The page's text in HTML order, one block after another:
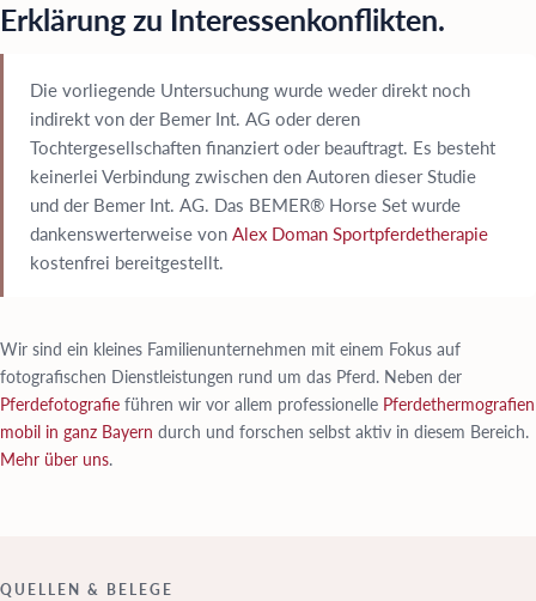
Erklärung zu Interessenkonflikten.
Die vorliegende Untersuchung wurde weder direkt noch
indirekt von der Bemer Int. AG oder deren
Tochtergesellschaften finanziert oder beauftragt. Es besteht
keinerlei Verbindung zwischen den Autoren dieser Studie
und der Bemer Int. AG. Das BEMER® Horse Set wurde
dankenswerterweise vonAlex Doman Sportpferdetherapie
kostenfrei bereitgestellt.
Wir sind ein kleines Familienunternehmen mit einem Fokus auf
fotografischen Dienstleistungen rund um das Pferd. Neben der
Pferdefotografie führen wir vor allem professionelle Pferdethermografien
mobil in ganz Bayern durch und forschen selbst aktiv in diesem Bereich.
Mehr über uns.
QUELLEN & BELEGE